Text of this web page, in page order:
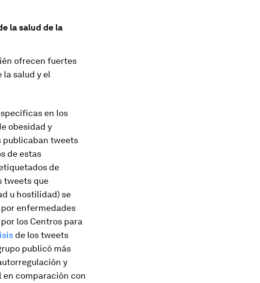
la salud de la
ofrecen fuertes
salud y el
en los
obesidad y
publicaban tweets
de estas
de
tweets que
u hostilidad) se
enfermedades
los Centros para
de los tweets
publicó más
y
comparación con